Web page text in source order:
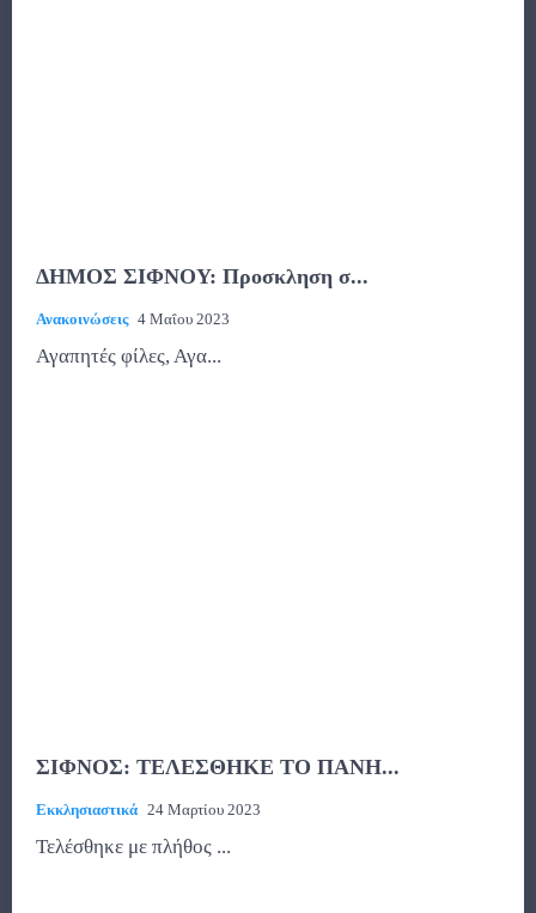
ΔΗΜΟΣ ΣΙΦΝΟΥ: Προσκληση σ...
Ανακοινώσεις 4 Μαΐου 2023
Αγαπητές φίλες, Αγα...
ΣΙΦΝΟΣ: ΤΕΛΕΣΘΗΚΕ ΤΟ ΠΑΝΗ...
Εκκλησιαστικά 24 Μαρτίου 2023
Τελέσθηκε με πλήθος ...